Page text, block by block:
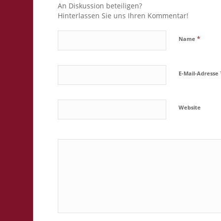
An Diskussion beteiligen?
Hinterlassen Sie uns Ihren Kommentar!
Name*
E-Mail-Adresse
Website